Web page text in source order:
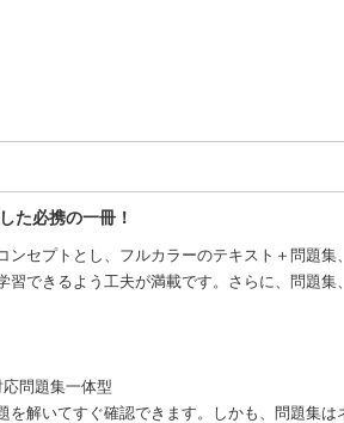
た必携の一冊！
セプトとし、フルカラーのテキスト＋問題集
できるよう工夫が満載です。さらに、問題
問題集一体型
解いてすぐ確認できます。しかも、問題集は